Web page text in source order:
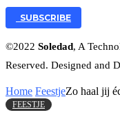
SUBSCRIBE
©2022 Soledad, A
Reserved. Designed and
Home FeestjeZo haal jij
FEESTJE